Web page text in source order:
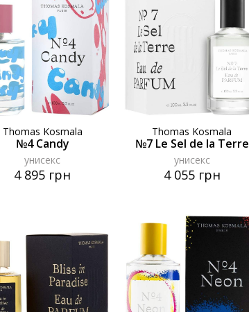
Thomas Kosmala
№4 Candy
унисекс
4 895 грн
Thomas Kosmala
№7 Le Sel de la Terre
унисекс
4 055 грн